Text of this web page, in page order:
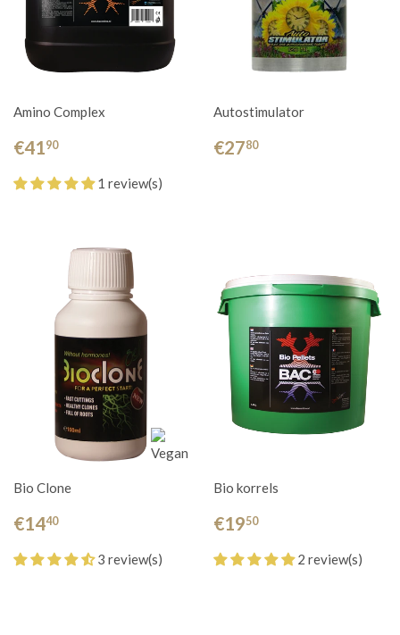
Amino Complex
€41 90
1 review(s)
Autostimulator
€2780
Bio Clone
€1440
3 review(s)
Bio korrels
€1950
2 review(s)